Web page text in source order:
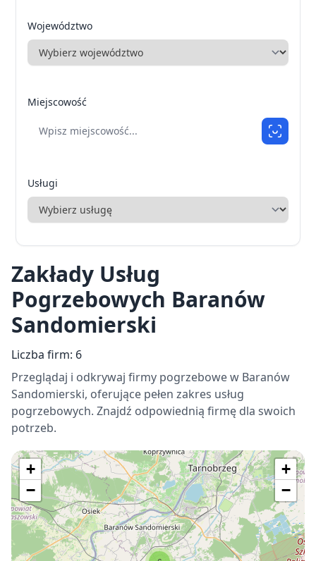
Województwo
Miejscowość
Usługi
Zakłady Usług
Pogrzebowych Baranów
Sandomierski
Liczba firm: 6
Przeglądaj i odkrywaj firmy pogrzebowe w Baranów
Sandomierski, oferujące pełen zakres usług
pogrzebowych. Znajdź odpowiednią firmę dla swoich
potrzeb.
+
−
+
−